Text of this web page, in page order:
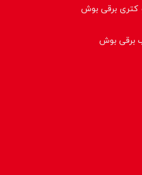
کتری برقی بوش
برقی بوش